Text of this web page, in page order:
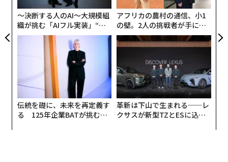
GeForce RTX 4070 Ti Super
〜決断する人のAI〜大規模組
織が挑む「AIフル実装」“使
う”企業から“動く”企業へ【N
TTドコモビジネス×PwC】
アフリカの農村の通信、小1
の壁。2人の挑戦者が手にし
た「次なる武器」
伝統を礎に、未来を再定義す
る 125年企業BATが挑むス
革新は下山で生まれる──レ
クサスが新型TZとESに込め